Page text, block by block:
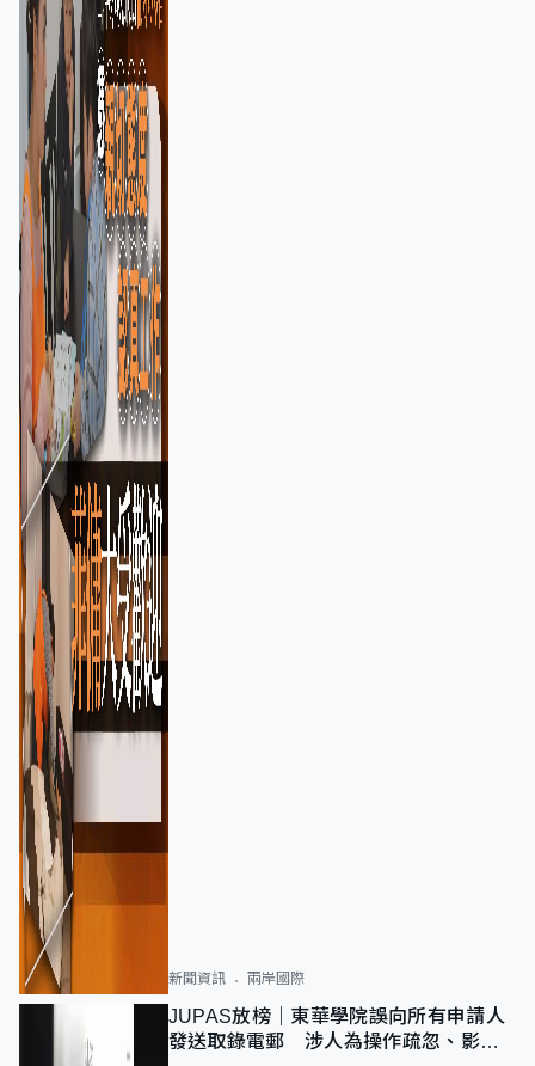
新聞資訊 兩岸國際
JUPAS放榜｜東華學院誤向所有申請人
發送取錄電郵 涉人為操作疏忽、影響